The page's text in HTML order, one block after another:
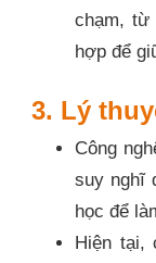
chạm, từ
hợp để
3. Lý
Công
suy nghĩ
học để
Hiện tại,